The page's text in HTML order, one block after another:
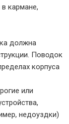
кармане,
должна
Поводок
корпуса
или
недоуздки)